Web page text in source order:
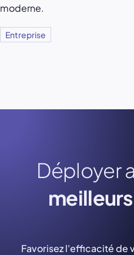
moderne.
Entreprise
Déployer
Favorisez l'efficacité de